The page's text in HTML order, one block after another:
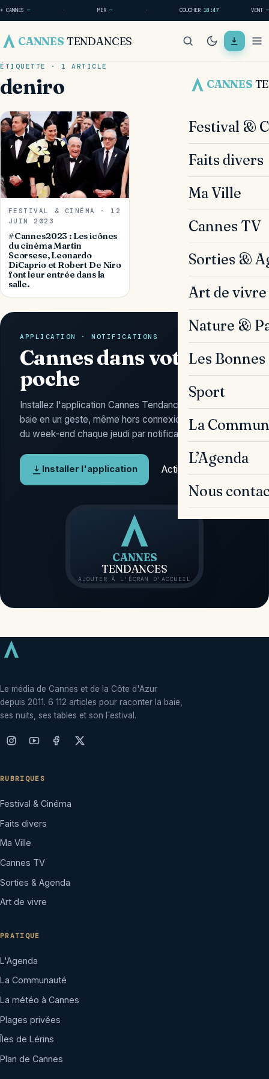
☀ CANNES — · MER— · COUCHER18:47 VENT —
CANNES TENDANCES
CANNES
Festival &
Faits divers
Ma Ville
Cannes TV
Sorties &
Art de vivre
Nature &
Les
Sport
La
L’Agenda
Nous
ÉTIQUETTE · 1 ARTICLE
deniro
FESTIVAL & CINÉMA · 12
JUIN 2023
#Cannes2023 : Les icônes
du cinéma Martin
Scorsese, Leonardo
DiCaprio et Robert De Niro
font leur entrée dans la
salle.
APPLICATION · NOTIFICATIONS
Cannes dans votre
poche
Installez l'application Cannes Tendances : l'actu de la
baie en un geste, même hors connexion, et l'Agenda
du week-end chaque jeudi par notification.
Installer l'application Activer les alertes
CANNES
TENDANCES
AJOUTER À L'ÉCRAN D'ACCUEIL
Le média de Cannes et de la Côte d'Azur
depuis 2011. 6 112 articles pour raconter la baie,
ses nuits, ses tables et son Festival.
RUBRIQUES
Festival & Cinéma
Faits divers
Ma Ville
Cannes TV
Sorties & Agenda
Art de vivre
PRATIQUE
L'Agenda
La Communauté
La météo à Cannes
Plages privées
Îles de Lérins
Plan de Cannes